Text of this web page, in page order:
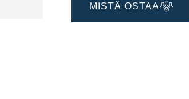
MISTÄ OSTAA